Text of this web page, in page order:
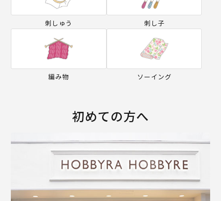
刺しゅう 刺し子
編み物 ソーイング
初めての方へ